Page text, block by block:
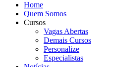
Home
Quem Somos
Cursos
Vagas Abertas
Demais Cursos
Personalize
Especialistas